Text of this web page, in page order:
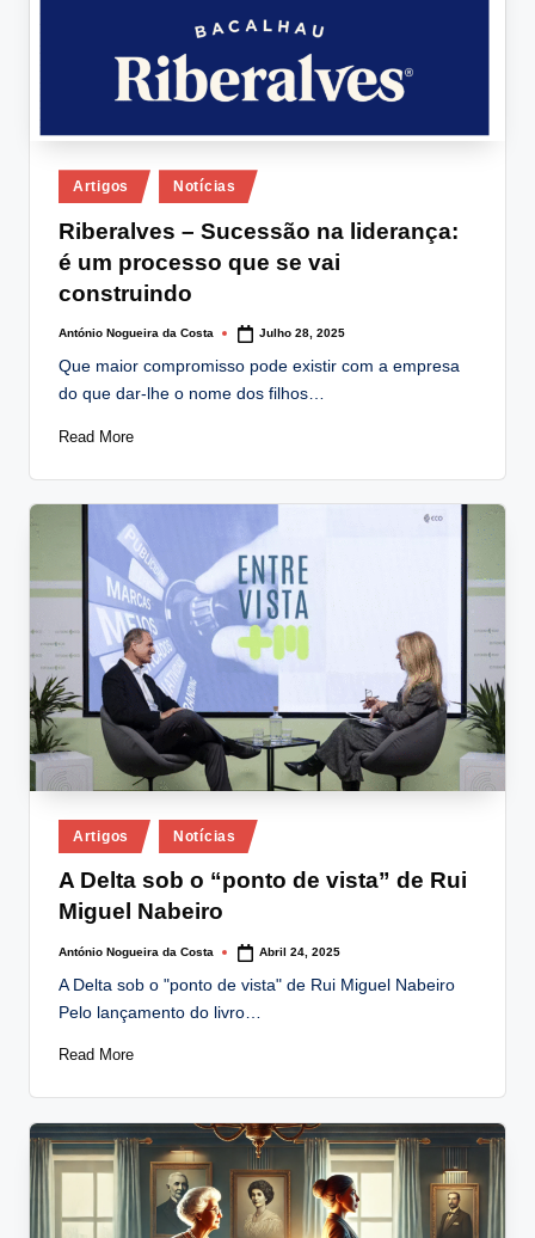
Posted
in
Artigos Notícias
Riberalves – Sucessão na liderança:
é um processo que se vai
construindo
Posted
António Nogueira da Costa Julho 28, 2025
Que maior compromisso pode existir com a empresa
do que dar-lhe o nome dos filhos…
Read More
Posted
in
Artigos Notícias
A Delta sob o “ponto de vista” de Rui
Miguel Nabeiro
Posted
António Nogueira da Costa Abril 24, 2025
A Delta sob o "ponto de vista" de Rui Miguel Nabeiro
Pelo lançamento do livro…
Read More